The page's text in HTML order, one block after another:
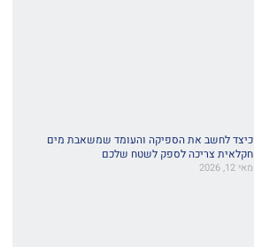
כיצד לחשב את הספיקה והעומד שמשאבת מים
חקלאית צריכה לספק לשטח שלכם
מאי 12, 2026